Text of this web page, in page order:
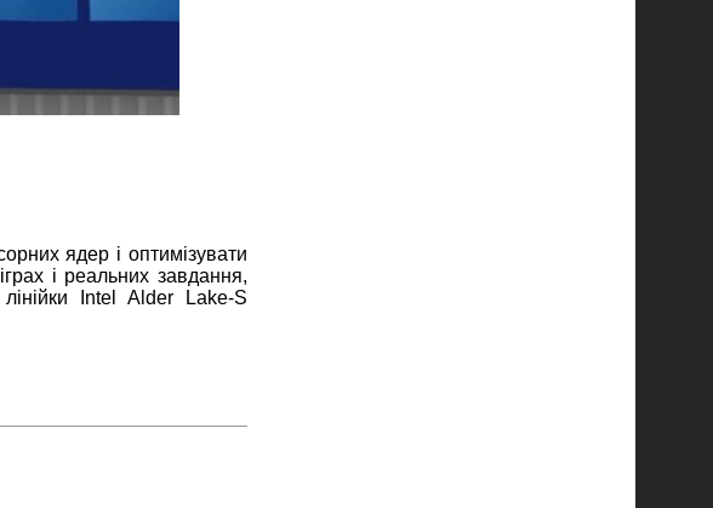
ядер і оптимізувати
і реальних завдання,
Intel Alder Lake-S